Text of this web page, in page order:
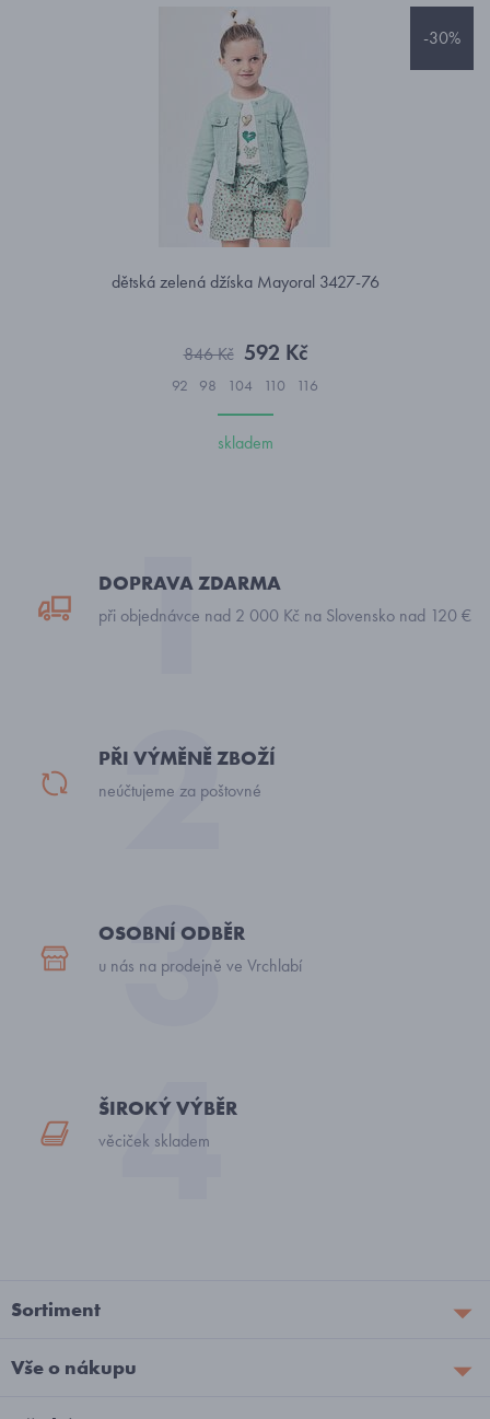
-30%
dětská zelená džíska Mayoral 3427-76
846 Kč 592 Kč
92 98 104 110 116
skladem
DOPRAVA ZDARMA
při objednávce nad 2 000 Kč na Slovensko nad 120 €
PŘI VÝMĚNĚ ZBOŽÍ
neúčtujeme za poštovné
OSOBNÍ ODBĚR
u nás na prodejně ve Vrchlabí
ŠIROKÝ VÝBĚR
věciček skladem
Sortiment
Vše o nákupu